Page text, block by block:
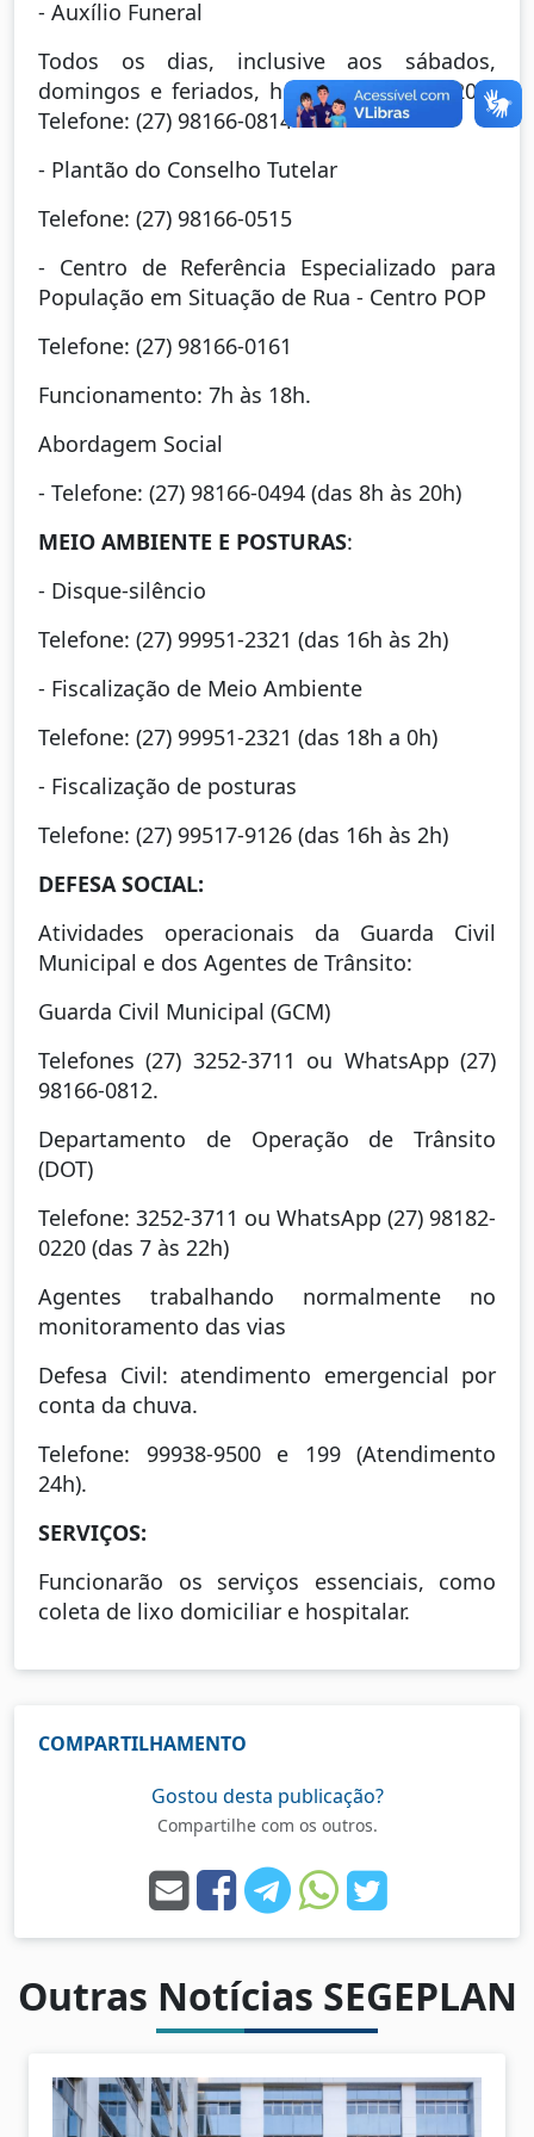
- Auxílio Funeral
Todos os dias, inclusive aos sábados,
domingos e feriados, horário de 8h às 20h.
Telefone: (27) 98166-0814
- Plantão do Conselho Tutelar
Telefone: (27) 98166-0515
- Centro de Referência Especializado para
População em Situação de Rua - Centro POP
Telefone: (27) 98166-0161
Funcionamento: 7h às 18h.
Abordagem Social
- Telefone: (27) 98166-0494 (das 8h às 20h)
MEIO AMBIENTE E POSTURAS:
- Disque-silêncio
Telefone: (27) 99951-2321 (das 16h às 2h)
- Fiscalização de Meio Ambiente
Telefone: (27) 99951-2321 (das 18h a 0h)
- Fiscalização de posturas
Telefone: (27) 99517-9126 (das 16h às 2h)
DEFESA SOCIAL:
Atividades operacionais da Guarda Civil
Municipal e dos Agentes de Trânsito:
Guarda Civil Municipal (GCM)
Telefones (27) 3252-3711 ou WhatsApp (27)
98166-0812.
Departamento de Operação de Trânsito
(DOT)
Telefone: 3252-3711 ou WhatsApp (27) 98182-
0220 (das 7 às 22h)
Agentes trabalhando normalmente no
monitoramento das vias
Defesa Civil: atendimento emergencial por
conta da chuva.
Telefone: 99938-9500 e 199 (Atendimento
24h).
SERVIÇOS:
Funcionarão os serviços essenciais, como
coleta de lixo domiciliar e hospitalar.
COMPARTILHAMENTO
Gostou desta publicação?
Compartilhe com os outros.
Outras Notícias SEGEPLAN